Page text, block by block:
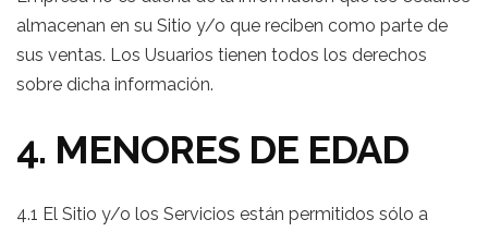
almacenan en su Sitio y/o que reciben como parte de
sus ventas. Los Usuarios tienen todos los derechos
sobre dicha información.
4. MENORES DE EDAD
4.1 El Sitio y/o los Servicios están permitidos sólo a